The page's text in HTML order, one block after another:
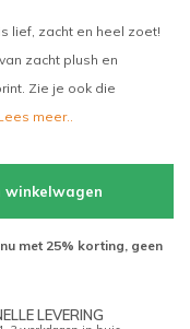
lief, zacht en heel zoet!
zacht plush en
Zie je ook die
meer..
winkelwagen
met 25% korting, geen
LEVERING